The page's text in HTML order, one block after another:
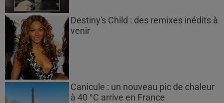
Destiny's Child : des remixes inédits à
venir
Canicule : un nouveau pic de chaleur
à 40 °C arrive en France